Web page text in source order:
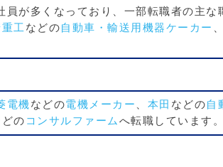
が多くなっており、一部転職者の主な
工などの自動車・輸送用機器ケーカー
電機などの電機メーカー 、 本田 などの自
の コンサルファームへ転職しています。